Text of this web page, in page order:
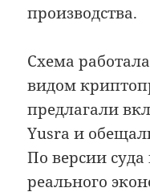
производства.
Схема
видом
предлагали
Yusra и
По версии
реального